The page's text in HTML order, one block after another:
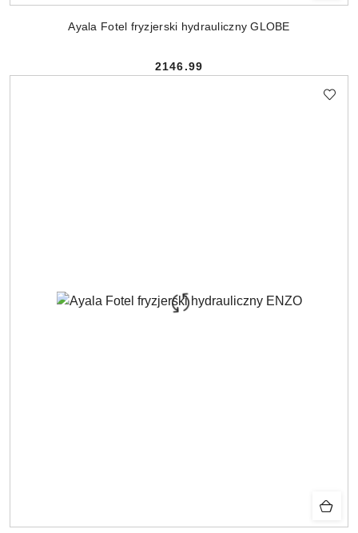
Ayala Fotel fryzjerski hydrauliczny GLOBE
Cena:
2146.99